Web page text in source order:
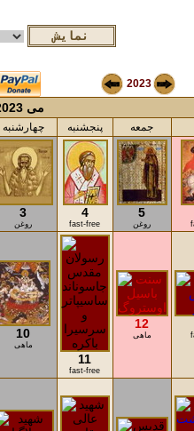
2023
می 2023
چهارشنبه پنجشنبه جمعه
3
روغن
4
fast-free
5
روغن
10
ماهی
11
fast-free
12
ماهی